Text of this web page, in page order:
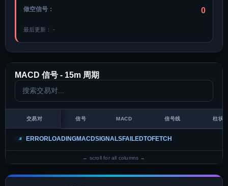
做空信号： 0
最后更新： -
MACD 信号 - 15m 周期
交易对 信号 MACD 信号线 柱状
ERRORLOADINGMACDSIGNALSFAILEDTOFETCH